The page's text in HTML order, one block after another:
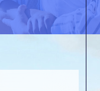
tranquillité.
nous vous
pour
votre
d’un
pensé pour